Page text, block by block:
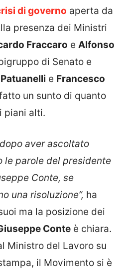
di governo aperta da
presenza dei Ministri
Fraccaro e Alfonso
di Senato e
e Francesco
un sunto di quanto
piani alti.
aver ascoltato
le parole del presidente
Conte, se
una risoluzione”, ha
ma la posizione dei
Conte è chiara.
Ministro del Lavoro su
il Movimento si è